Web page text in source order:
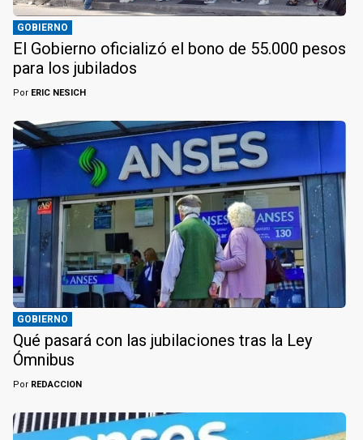
GOBIERNO
El Gobierno oficializó el bono de 55.000 pesos
para los jubilados
Por ERIC NESICH
GOBIERNO
Qué pasará con las jubilaciones tras la Ley
Ómnibus
Por REDACCION